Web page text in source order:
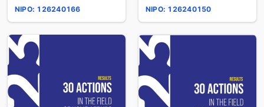
NIPO: 126240166 NIPO: 126240150